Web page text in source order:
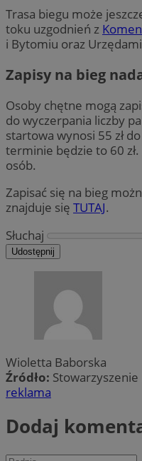
Trasa biegu może
toku uzgodnień z
i Bytomiu oraz
Zapisy na bieg
Osoby chętne mogą
do wyczerpania liczby
startowa wynosi 55 zł
terminie będzie to 60
osób.
Zapisać się na bieg
znajduje się TUTAJ.
Słuchaj
Udostępnij
Wioletta Baborska
Źródło: Stowarzyszenie
reklama
Dodaj